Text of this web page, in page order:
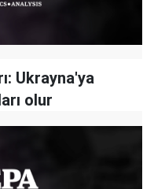
Ukrayna'ya
olur